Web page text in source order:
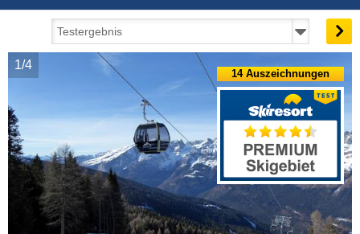
1/4
14 Auszeichnungen